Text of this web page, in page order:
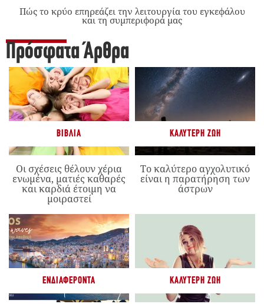
Πώς το κρύο επηρεάζει την λειτουργία του εγκεφάλου
και τη συμπεριφορά μας
Πρόσφατα Άρθρα
ΒΙΒΛΊΑ
Οι σχέσεις θέλουν χέρια
ενωμένα, ματιές καθαρές
και καρδιά έτοιμη να
μοιραστεί
ΚΑΛΎΤΕΡΗ ΖΩΉ
Το καλύτερο αγχολυτικό
είναι η παρατήρηση των
άστρων
ΕΝΔΙΑΦΈΡΟΝΤΑ ΚΑΛΎΤΕΡΗ ΖΩΉ